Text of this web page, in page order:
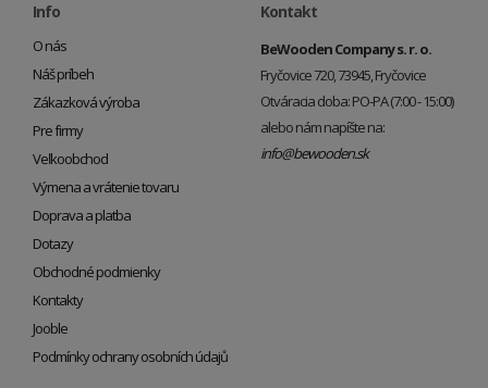
Info
O nás
Náš príbeh
Zákazková výroba
Pre firmy
Veľkoobchod
Výmena a vrátenie tovaru
Doprava a platba
Dotazy
Obchodné podmienky
Kontakty
Jooble
Podmínky ochrany osobních údajů
Kontakt
BeWooden Company s. r. o.
Fryčovice 720, 73945, Fryčovice
Otváracia doba: PO-PA (7:00 - 15:00)
alebo nám napíšte na:
info@bewooden.sk